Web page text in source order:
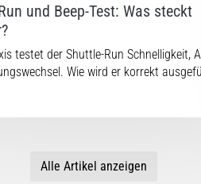
und Beep-Test: Was steckt
testet der Shuttle-Run Schnelligkeit,
Wie wird er korrekt
Alle Artikel anzeigen